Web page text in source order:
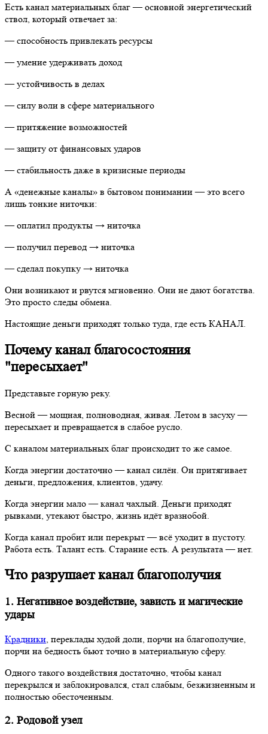
Есть канал материальных благ — основной энергетический
ствол, который отвечает за:
— способность привлекать ресурсы
— умение удерживать доход
— устойчивость в делах
— силу воли в сфере материального
— притяжение возможностей
— защиту от финансовых ударов
— стабильность даже в кризисные периоды
А «денежные каналы» в бытовом понимании — это всего
лишь тонкие ниточки:
— оплатил продукты → ниточка
— получил перевод → ниточка
— сделал покупку → ниточка
Они возникают и рвутся мгновенно. Они не дают богатства.
Это просто следы обмена.
Настоящие деньги приходят только туда, где есть КАНАЛ.
Почему канал благосостояния
"пересыхает"
Представьте горную реку.
Весной — мощная, полноводная, живая. Летом в засуху —
пересыхает и превращается в слабое русло.
С каналом материальных благ происходит то же самое.
Когда энергии достаточно — канал силён. Он притягивает
деньги, предложения, клиентов, удачу.
Когда энергии мало — канал чахлый. Деньги приходят
рывками, утекают быстро, жизнь идёт вразнобой.
Когда канал пробит или перекрыт — всё уходит в пустоту.
Работа есть. Талант есть. Старание есть. А результата — нет.
Что разрушает канал благополучия
1. Негативное воздействие, зависть и магические
удары
Крадники, переклады худой доли, порчи на благополучие,
порчи на бедность бьют точно в материальную сферу.
Одного такого воздействия достаточно, чтобы канал
перекрылся и заблокировался, стал слабым, безжизненным и
полностью обесточенным.
2. Родовой узел